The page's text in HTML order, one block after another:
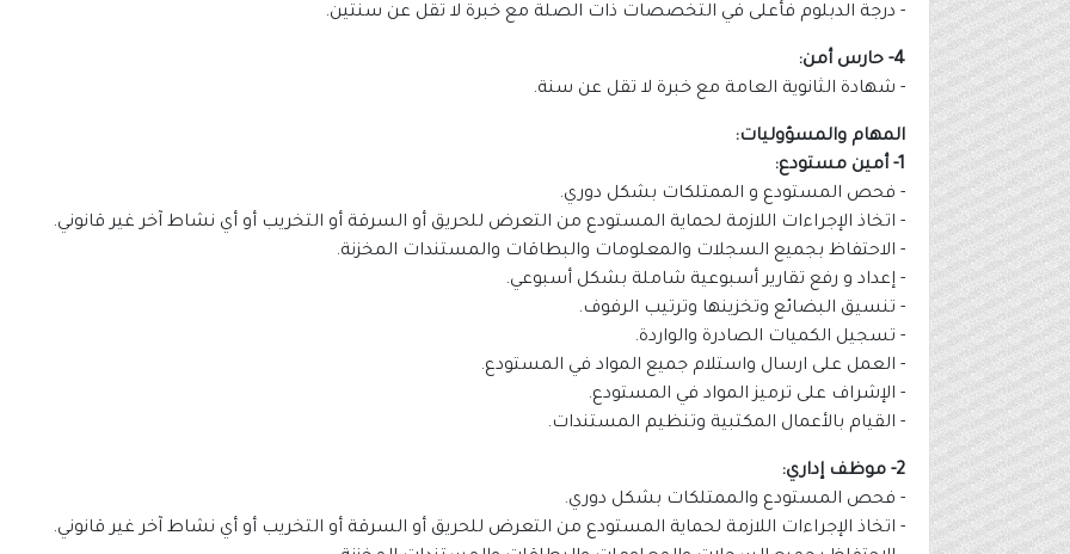
- درجة الدبلوم فأعلى في التخصصات ذات الصلة مع خبرة لا تقل عن سنتين.
4- حارس أمن:
- شهادة الثانوية العامة مع خبرة لا تقل عن سنة.
المهام والمسؤوليات:
1- أمين مستودع:
- فحص المستودع و الممتلكات بشكل دوري.
- اتخاذ الإجراءات اللازمة لحماية المستودع من التعرض للحريق أو السرقة أو التخريب أو أي نشاط آخر غير قانوني.
- الاحتفاظ بجميع السجلات والمعلومات والبطاقات والمستندات المخزنة.
- إعداد و رفع تقارير أسبوعية شاملة بشكل أسبوعي.
- تنسيق البضائع وتخزينها وترتيب الرفوف.
- تسجيل الكميات الصادرة والواردة.
- العمل على ارسال واستلام جميع المواد في المستودع.
- الإشراف على ترميز المواد في المستودع.
- القيام بالأعمال المكتبية وتنظيم المستندات.
2- موظف إداري:
- فحص المستودع والممتلكات بشكل دوري.
- اتخاذ الإجراءات اللازمة لحماية المستودع من التعرض للحريق أو السرقة أو التخريب أو أي نشاط آخر غير قانوني.